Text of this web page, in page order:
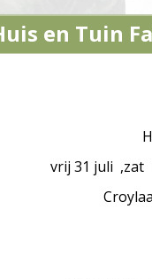
en Tuin
en
juli ,zat 1
14